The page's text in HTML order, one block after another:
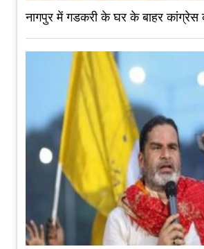
नागपुर में गडकरी के घर के बाहर कांग्रेस